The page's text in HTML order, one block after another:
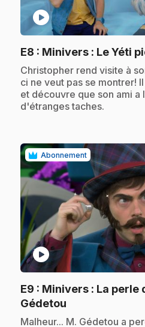
play_circle
E8 : Minivers : Le Yéti
.Christopher rend visite à
ci ne veut pas se montrer!
et découvre que son ami
d'étranges taches.
Abonnement
play_circle
E9 : Minivers : La perle
Gédetou
.Malheur... M. Gédetou a